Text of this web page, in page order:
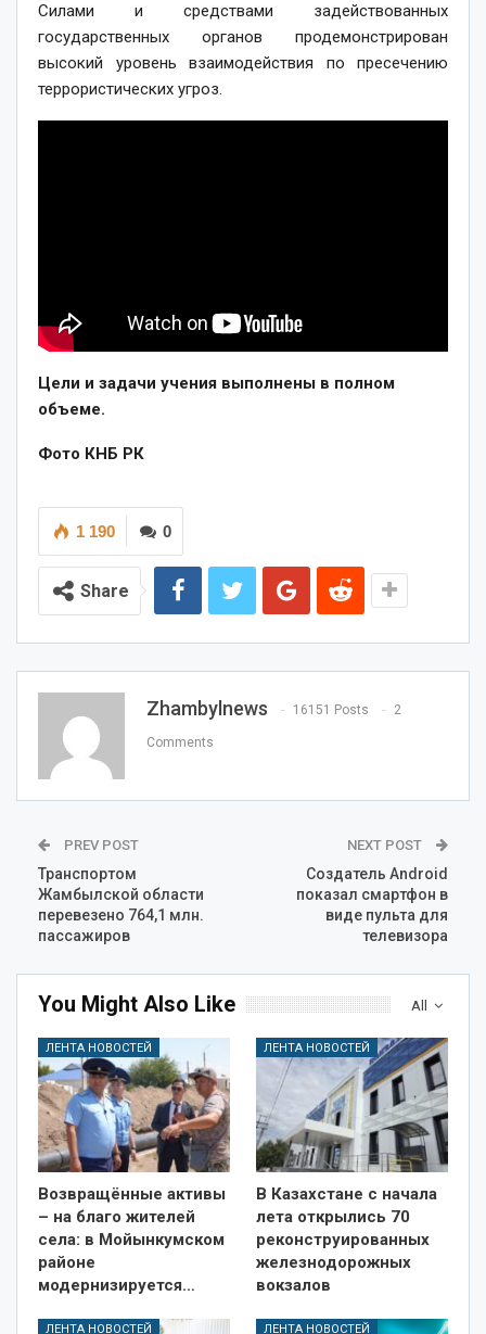
Силами и средствами задействованных
государственных органов продемонстрирован
высокий уровень взаимодействия по пресечению
террористических угроз.
Цели и задачи учения выполнены в полном
объеме.
Фото КНБ РК
0
1 190
Share
Zhambylnews 16151 Posts 2
Comments
PREV POST
Транспортом
Жамбылской области
перевезено 764,1 млн.
пассажиров
NEXT POST
Создатель Android
показал смартфон в
виде пульта для
телевизора
All
You Might Also Like
ЛЕНТА НОВОСТЕЙ
Возвращённые активы
– на благо жителей
села: в Мойынкумском
районе
модернизируется…
ЛЕНТА НОВОСТЕЙ
В Казахстане с начала
лета открылись 70
реконструированных
железнодорожных
вокзалов
ЛЕНТА НОВОСТЕЙ ЛЕНТА НОВОСТЕЙ